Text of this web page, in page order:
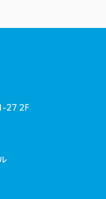
ームの送信時に
に提供することが
三者への提供につい
27 2F